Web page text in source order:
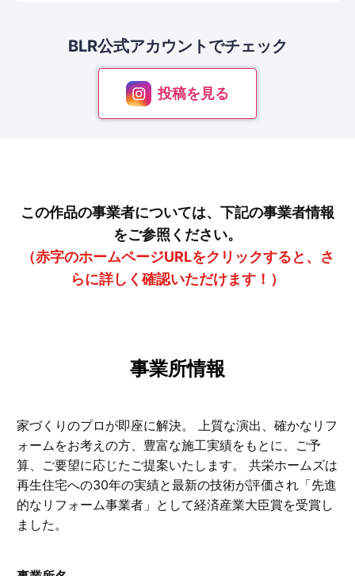
BLR公式アカウントでチェック
投稿を見る
この作品の事業者については、下記の事業者情報
をご参照ください。
（赤字のホームページURLをクリックすると、さ
らに詳しく確認いただけます！）
事業所情報
家づくりのプロが即座に解決。 上質な演出、確かなリフ
ォームをお考えの方、豊富な施工実績をもとに、ご予
算、ご要望に応じたご提案いたします。 共栄ホームズは
再生住宅への30年の実績と最新の技術が評価され「先進
的なリフォーム事業者」として経済産業大臣賞を受賞し
ました。